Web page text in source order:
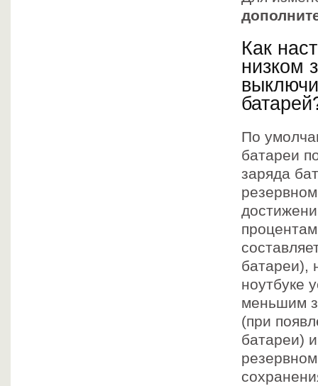
Как
низком
По
батареи
заряда
батареи),
ноутбуке
меньшим
(при
батареи)